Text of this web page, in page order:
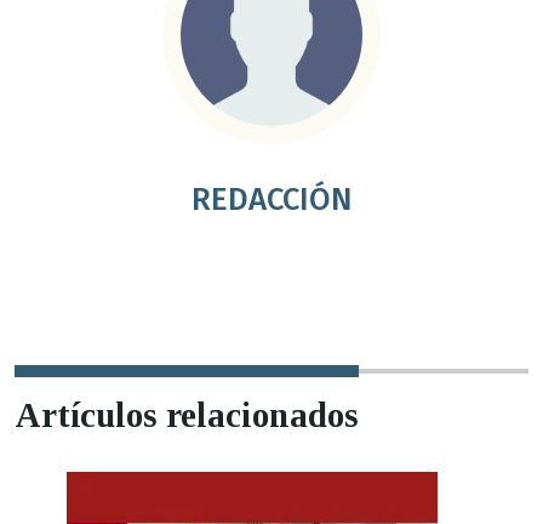
REDACCIÓN
Artículos relacionados